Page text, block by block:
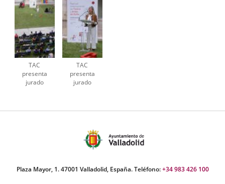
TAC
presenta
jurado
TAC
presenta
jurado
Plaza Mayor, 1. 47001 Valladolid, España. Teléfono:+34 983 426 100